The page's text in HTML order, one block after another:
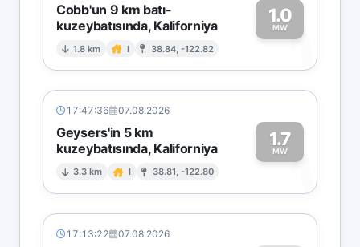
Cobb'un 9 km batı-
kuzeybatısında, Kaliforniya
1.8 km I 38.84, -122.82
1.0
MW1
17:47:36 07.08.2026
Geysers'in 5 km
kuzeybatısında, Kaliforniya
3.3 km I 38.81, -122.80
1.7
MW1
17:13:22 07.08.2026